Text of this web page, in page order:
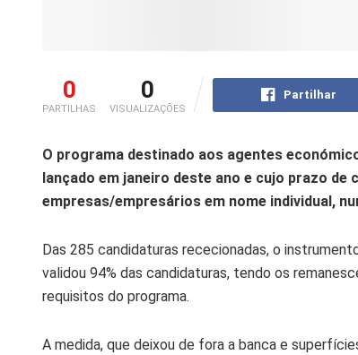
0
PARTILHAS
0
VISUALIZAÇÕES
Partilhar
O programa destinado aos agentes
lançado em janeiro deste ano e cujo prazo
empresas/empresários em nome individual,
Das 285 candidaturas rececionadas, o
validou 94% das candidaturas, tendo os
requisitos do programa.
A medida, que deixou de fora a banca e